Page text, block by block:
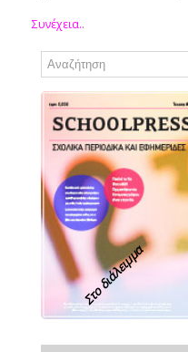
Συνέχεια..
Στο διάλειμμα